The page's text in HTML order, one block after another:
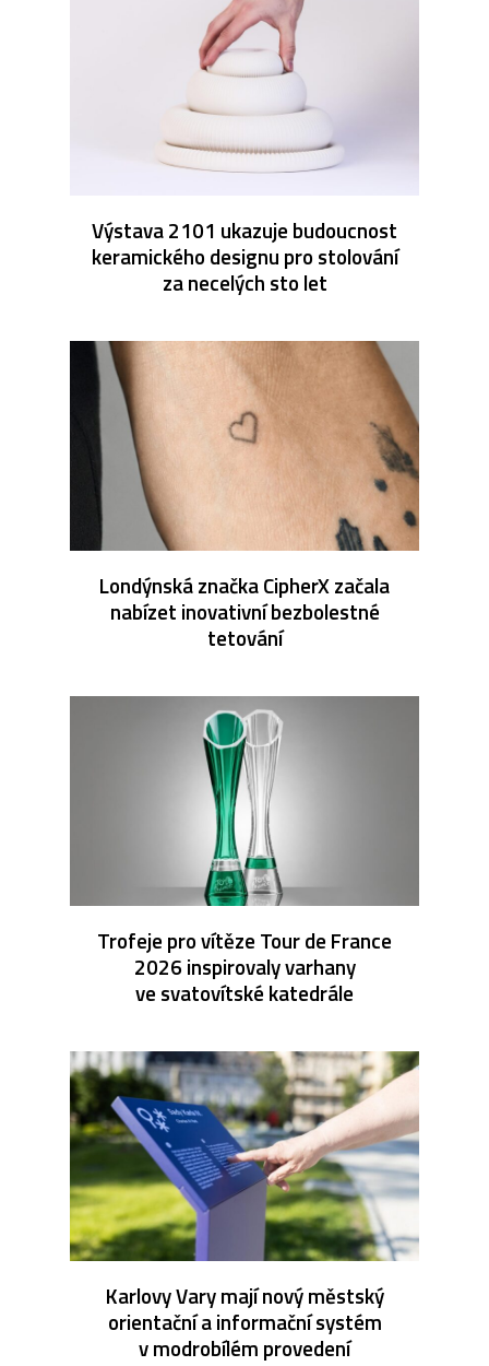
Výstava 2101 ukazuje budoucnost
keramického designu pro stolování
za necelých sto let
Londýnská značka CipherX začala
nabízet inovativní bezbolestné
tetování
Trofeje pro vítěze Tour de France
2026 inspirovaly varhany
ve svatovítské katedrále
Karlovy Vary mají nový městský
orientační a informační systém
v modrobílém provedení